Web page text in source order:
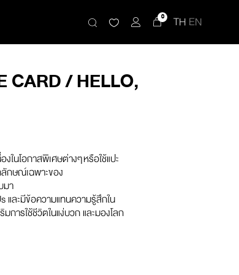
0 TH EN
CARD / HELLO,
นโอกาสพิเศษต่างๆ หรือใช้แปะ
ลักษณ์เฉพาะของ
มา
และมีข้อความแทนความรู้สึกใน
การใช้ชีวิตในแง่บวก และมองโลก